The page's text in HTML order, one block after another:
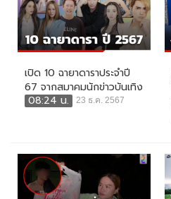
เปิด 10 ฉายาดาราประจำปี
67 จากสมาคมนักข่าวบันเทิง
08:24 น.
23 ธ.ค. 2567